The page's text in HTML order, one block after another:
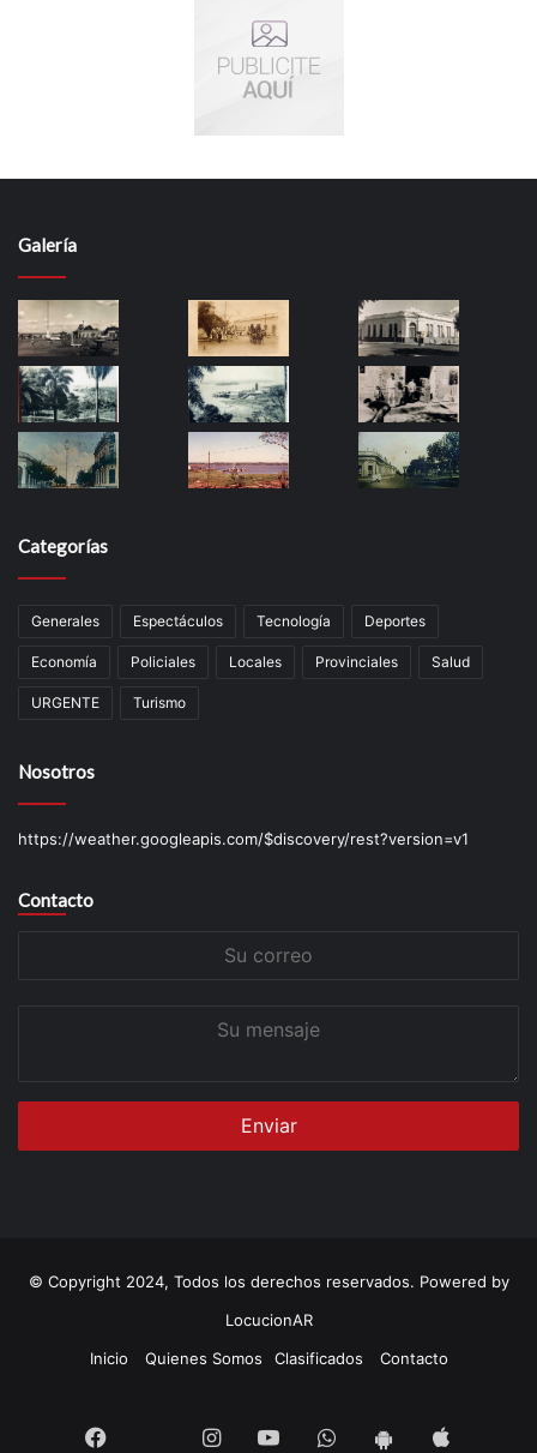
Galería
Categorías
Generales Espectáculos Tecnología Deportes
Economía Policiales Locales Provinciales Salud
URGENTE Turismo
Nosotros
https://weather.googleapis.com/$discovery/rest?version=v1
Contacto
© Copyright 2024, Todos los derechos reservados. Powered by
LocucionAR
Inicio
Quienes Somos Clasificados Contacto
Facebook InstagramYoutubeWhatsapp